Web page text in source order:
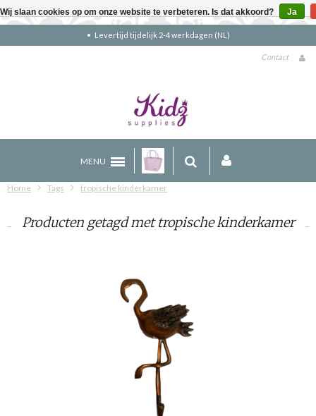
Levertijd tijdelijk 2-4 werkdagen (NL)
Contact
MENU
Home Tags tropische kinderkamer
Producten getagd met tropische kinderkamer
Wij slaan cookies op om onze website te verbeteren. Is dat akkoord? Ja